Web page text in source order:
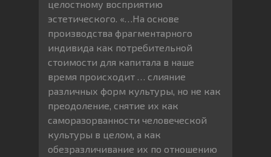
целостному восприятию
эстетического. «…На основе
производства фрагментарного
индивида как потребительной
стоимости для капитала в наше
время происходит … слияние
различных форм культуры, но не как
преодоление, снятие их как
саморазорванности человеческой
культуры в целом, а как
обезразличивание их по отношению